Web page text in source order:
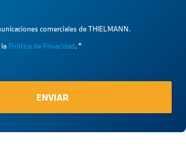
comerciales de THIELMANN.
Política de Privacidad.*